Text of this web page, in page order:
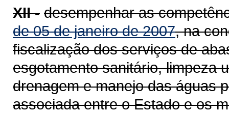
XII - desempenhar as
de 05 de janeiro de 2007, na
fiscalização dos serviços de
esgotamento sanitário, limpeza
drenagem e manejo das águas
associada entre o Estado e os